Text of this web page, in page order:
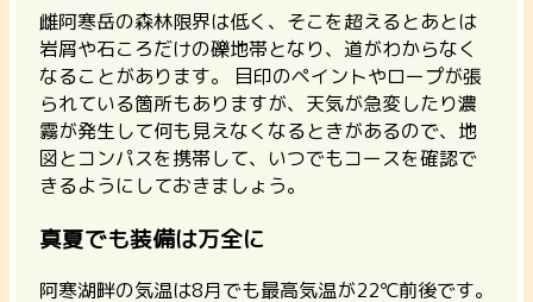
雌阿寒岳の森林限界は低く、そこを超えるとあとは
岩屑や石ころだけの礫地帯となり、道がわからなく
なることがあります。 目印のペイントやロープが張
られている箇所もありますが、天気が急変したり濃
霧が発生して何も見えなくなるときがあるので、地
図とコンパスを携帯して、いつでもコースを確認で
きるようにしておきましょう。
真夏でも装備は万全に
阿寒湖畔の気温は8月でも最高気温が22℃前後です。